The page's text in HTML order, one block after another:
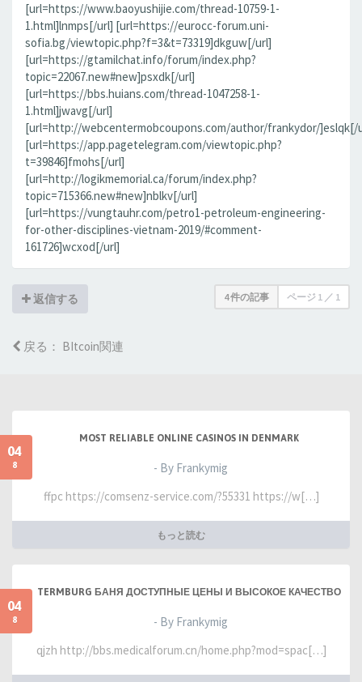
[url=https://www.baoyushijie.com/thread-10759-1-
1.html]lnmps[/url] [url=https://eurocc-forum.uni-
sofia.bg/viewtopic.php?f=3&t=73319]dkguw[/url]
[url=https://gtamilchat.info/forum/index.php?
topic=22067.new#new]psxdk[/url]
[url=https://bbs.huians.com/thread-1047258-1-
1.html]jwavg[/url]
[url=http://webcentermobcoupons.com/author/frankydor/]eslqk[/
[url=https://app.pagetelegram.com/viewtopic.php?
t=39846]fmohs[/url]
[url=http://logikmemorial.ca/forum/index.php?
topic=715366.new#new]nblkv[/url]
[url=https://vungtauhr.com/petro1-petroleum-engineering-
for-other-disciplines-vietnam-2019/#comment-
161726]wcxod[/url]
返信する 4 件の記事 ページ 1 ／ 1
戻る： BItcoin関連
04
8
MOST RELIABLE ONLINE CASINOS IN DENMARK
- By Frankymig
ffpc https://comsenz-service.com/?55331 https://w[…]
もっと読む
04
8
TERMBURG БАНЯ ДОСТУПНЫЕ ЦЕНЫ И ВЫСОКОЕ КАЧЕСТВО
- By Frankymig
qjzh http://bbs.medicalforum.cn/home.php?mod=spac[…]